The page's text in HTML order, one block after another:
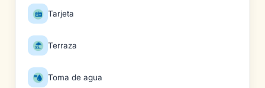
Tarjeta
Terraza
Toma de agua